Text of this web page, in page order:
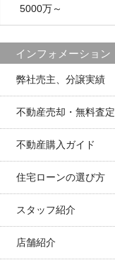
5000万～
インフォメーション
弊社売主、分譲実績
不動産売却・無料査定
不動産購入ガイド
住宅ローンの選び方
スタッフ紹介
店舗紹介